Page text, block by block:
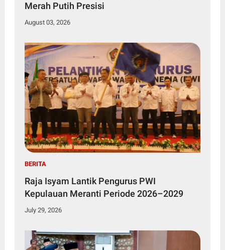
Merah Putih Presisi
August 03, 2026
BERITA
Raja Isyam Lantik Pengurus PWI
Kepulauan Meranti Periode 2026–2029
July 29, 2026